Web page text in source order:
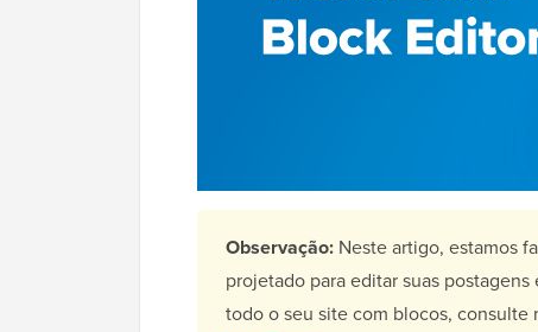
Observação: Neste artigo, estamos
projetado para editar suas
todo o seu site com blocos, consulte